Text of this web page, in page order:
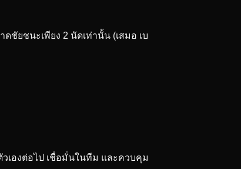
ชัยชนะเพียง 2 นัดเท่านั้น (เสมอ เบ
เองต่อไป เชื่อมั่นในทีม และควบคุม